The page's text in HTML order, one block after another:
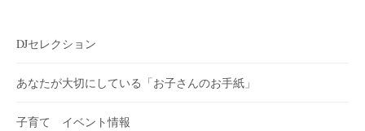
DJセレクション
あなたが大切にしている「お子さんのお手紙」
子育て イベント情報